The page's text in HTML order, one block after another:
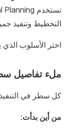
التخطيط وتنفيذ
اختر الأسلوب
ملء تفاصيل
كل سطر في التنفيذ
من أين بدأت: